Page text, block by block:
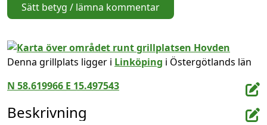
Sätt betyg / lämna kommentar
Denna grillplats ligger i Linköping i Östergötlands län
N 58.619966 E 15.497543
Beskrivning